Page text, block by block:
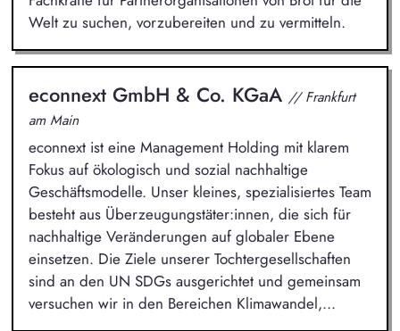
Welt zu suchen, vorzubereiten und zu vermitteln.
econnext GmbH & Co. KGaA // Frankfurt
am Main
econnext ist eine Management Holding mit klarem
Fokus auf ökologisch und sozial nachhaltige
Geschäftsmodelle. Unser kleines, spezialisiertes Team
besteht aus Überzeugungstäter:innen, die sich für
nachhaltige Veränderungen auf globaler Ebene
einsetzen. Die Ziele unserer Tochtergesellschaften
sind an den UN SDGs ausgerichtet und gemeinsam
versuchen wir in den Bereichen Klimawandel,...